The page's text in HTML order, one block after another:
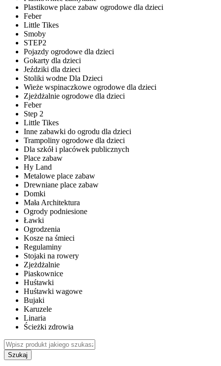
Plastikowe place zabaw ogrodowe dla dzieci
Feber
Little Tikes
Smoby
STEP2
Pojazdy ogrodowe dla dzieci
Gokarty dla dzieci
Jeździki dla dzieci
Stoliki wodne Dla Dzieci
Wieże wspinaczkowe ogrodowe dla dzieci
Zjeżdżalnie ogrodowe dla dzieci
Feber
Step 2
Little Tikes
Inne zabawki do ogrodu dla dzieci
Trampoliny ogrodowe dla dzieci
Dla szkół i placówek publicznych
Place zabaw
Hy Land
Metalowe place zabaw
Drewniane place zabaw
Domki
Mała Architektura
Ogrody podniesione
Ławki
Ogrodzenia
Kosze na śmieci
Regulaminy
Stojaki na rowery
Zjeżdżalnie
Piaskownice
Huśtawki
Huśtawki wagowe
Bujaki
Karuzele
Linaria
Ścieżki zdrowia
Szukaj